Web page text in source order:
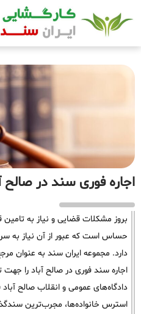
اجاره فوری سند در صالح
بروز مشکلات قضایی و نیاز به تامین
حساس است که عبور از آن نیاز به
دارد. مجموعه ایران سند به عنوان
اجاره سند فوری در صالح آباد را جهت
دادگاه‌های عمومی و انقلاب صالح
استرس خانواده‌ها، مجرب‌ترین